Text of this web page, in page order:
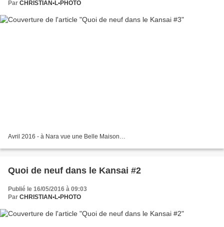
Par CHRISTIAN•L•PHOTO
Avril 2016 - à Nara vue une Belle Maison…
Quoi de neuf dans le Kansai #2
Publié le 16/05/2016 à 09:03
Par CHRISTIAN•L•PHOTO